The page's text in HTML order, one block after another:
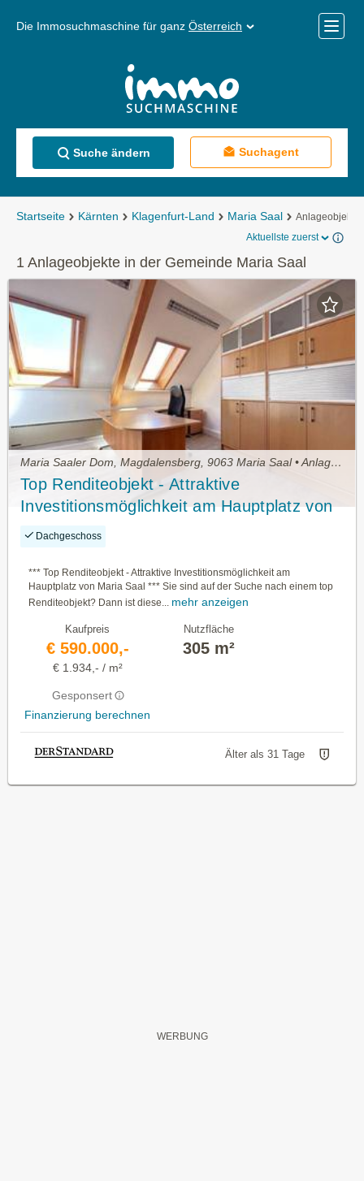
Die Immosuchmaschine für ganz Österreich
Menü
Suche ändern Suchagent
Startseite Kärnten Klagenfurt-Land Maria Saal
Anlageobjekte
Aktuellste zuerst
1 Anlageobjekte in der Gemeinde Maria Saal
Maria Saaler Dom, Magdalensberg, 9063 Maria Saal • Anlageobjekt
Top Renditeobjekt - Attraktive
Investitionsmöglichkeit am Hauptplatz von
Maria Saal
Dachgeschoss
*** Top Renditeobjekt - Attraktive Investitionsmöglichkeit am
Hauptplatz von Maria Saal *** Sie sind auf der Suche nach einem top
Renditeobjekt? Dann ist diese...
mehr anzeigen
Kaufpreis
€ 590.000,-
€ 1.934,- / m²
Gesponsert
Finanzierung berechnen
Nutzfläche
305 m²
Älter als 31 Tage